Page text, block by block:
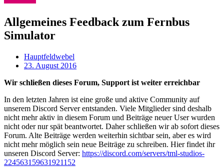
Allgemeines Feedback zum Fernbus
Simulator
Hauptfeldwebel
23. August 2016
Wir schließen dieses Forum, Support ist weiter erreichbar
In den letzten Jahren ist eine große und aktive Community auf
unserem Discord Server entstanden. Viele Mitglieder sind deshalb
nicht mehr aktiv in diesem Forum und Beiträge neuer User wurden
nicht oder nur spät beantwortet. Daher schließen wir ab sofort dieses
Forum. Alte Beiträge werden weiterhin sichtbar sein, aber es wird
nicht mehr möglich sein neue Beiträge zu schreiben. Hier findet ihr
unseren Discord Server: https://discord.com/servers/tml-studios-
224563159631921152